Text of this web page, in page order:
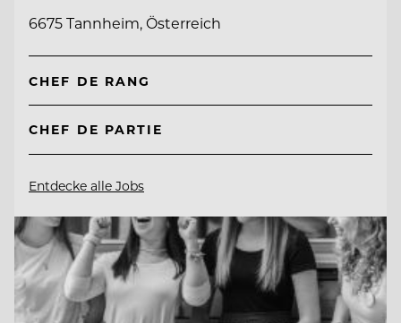
6675 Tannheim, Österreich
CHEF DE RANG
CHEF DE PARTIE
Entdecke alle Jobs